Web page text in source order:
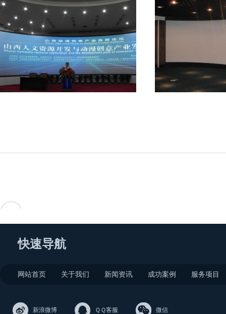
快速导航
网站首页 关于我们 新闻资讯 成功案例 服务项目
新浪微博 ＱＱ客服 微信